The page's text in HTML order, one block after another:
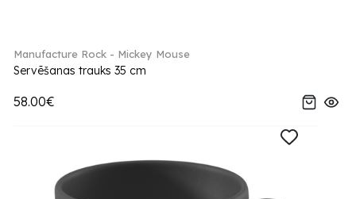
Manufacture Rock - Mickey Mouse
Servēšanas trauks 35 cm
58.00€